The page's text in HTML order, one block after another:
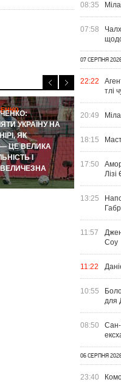
УКРАЇНУ НА
ЯК
ЦЕ ВЕЛИКА
І
ТУРІ
ТРИМАЄ
БЕЗ ОЧОК
08:35
07:58
07 СЕРПНЯ
22:22
тлі
20:49
18:15
17:50
13:25
11:57
Соу
11:22
10:55
для
08:50
Сан-
06 СЕРПНЯ
23:40